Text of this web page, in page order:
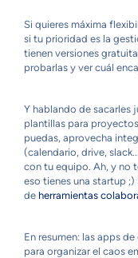
Si quieres máxima
si tu prioridad es la
tienen versiones
probarlas y ver cuál
Y hablando de sacarles
plantillas para
puedas, aprovecha
(calendario, drive,
con tu equipo. Ah, y no
eso tienes una startup ;)
de herramientas
En resumen: las apps
para organizar el caos